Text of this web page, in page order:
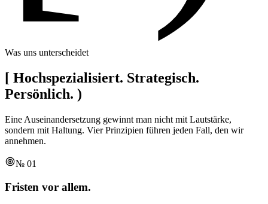
Was uns unterscheidet
[ Hochspezialisiert. Strategisch.
Persönlich. )
Eine Auseinandersetzung gewinnt man nicht mit Lautstärke,
sondern mit Haltung. Vier Prinzipien führen jeden Fall, den wir
annehmen.
№ 01
Fristen vor allem.